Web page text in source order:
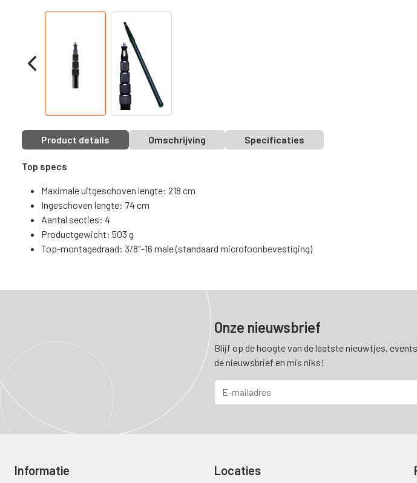
Product details Omschrijving Specificaties
Top specs
Maximale uitgeschoven lengte: 218 cm
Ingeschoven lengte: 74 cm
Aantal secties: 4
Productgewicht: 503 g
Top-montagedraad: 3/8″-16 male (standaard microfoonbevestiging)
Onze nieuwsbrief
Blijf op de hoogte van de laatste nieuwtjes,
de nieuwsbrief en mis niks!
Informatie Locaties